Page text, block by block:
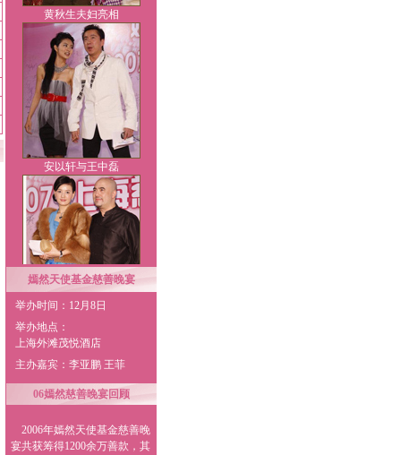
安以轩与王中磊
孔祥东携手美女
嫣然天使基金慈善晚宴
举办时间：12月8日
举办地点：
上海外滩茂悦酒店
主办嘉宾：李亚鹏 王菲
06嫣然慈善晚宴回顾
2006年嫣然天使基金慈善晚
宴共获筹得1200余万善款，其